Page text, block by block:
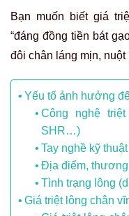
Bạn muốn biết giá
“đáng đồng tiền bát
đôi chân láng mịn, nuột
Yếu tố ảnh hưởng
Công nghệ
SHR…)
Tay nghề kỹ
Địa điểm,
Tình trạng lông
Giá triệt lông chân